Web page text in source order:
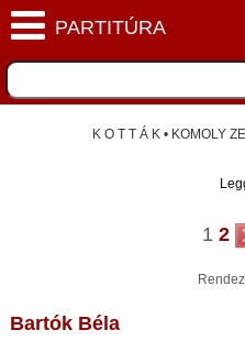
K O T T Á K • KOMOLY
1 2
Bartók Béla